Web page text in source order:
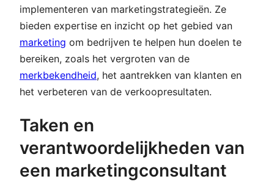
implementeren van marketingstrategieën. Ze
bieden expertise en inzicht op het gebied van
marketing om bedrijven te helpen hun doelen te
bereiken, zoals het vergroten van de
merkbekendheid, het aantrekken van klanten en
het verbeteren van de verkoopresultaten.
Taken en
verantwoordelijkheden van
een marketingconsultant